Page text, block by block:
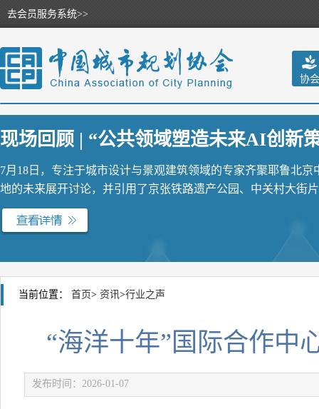
去会员服务系统>>
协会
现场回顾 | “公共领域塑造未来AI创新
7月18日，专注于城市设计与景观建筑领域的专家齐聚耶鲁北
地的未来展开讨论，并引用了京张铁路遗产公园、中关村大街
当前位置： 首页> 资讯>行业之声
“海洋十年”国际合作中
发布时间：2026-01-07